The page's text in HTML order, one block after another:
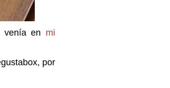
venía en mi
por